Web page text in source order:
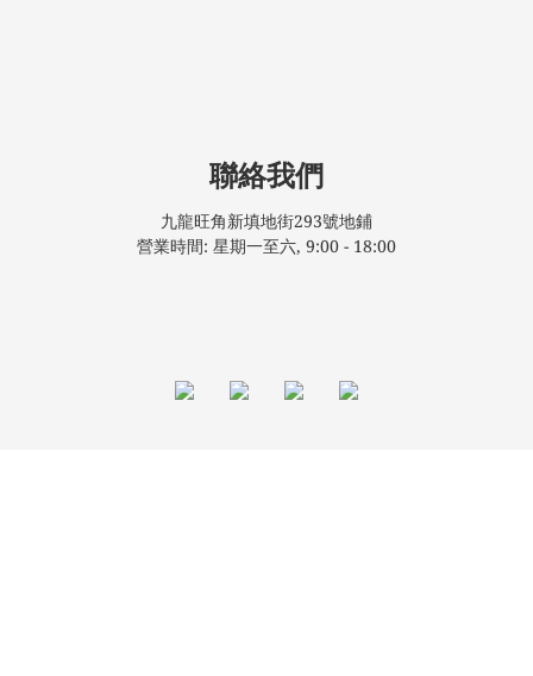
聯絡我們
九龍旺角新填地街293號地鋪
營業時間: 星期一至六, 9:00 - 18:00